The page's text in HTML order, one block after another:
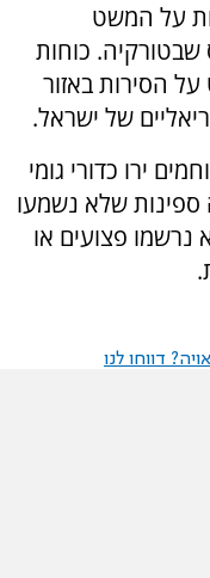
על המשט
כוחות
להשתלט על הסירות באזור
של ישראל.
ירו כדורי גומי
שלא נשמעו
נרשמו פצועים או
דווחו לנו